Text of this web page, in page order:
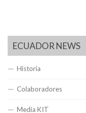
ECUADOR NEWS
Historia
Colaboradores
Media KIT